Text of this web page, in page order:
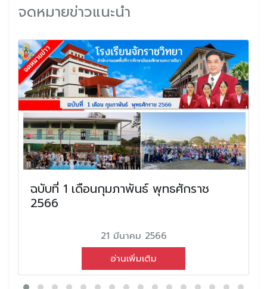
จดหมายข่าวแนะนำ
ฉบับที่ 1 เดือนกุมภาพันธ์ พุทธศักราช
2566
21 มีนาคม 2566
อ่านเพิ่มเติม